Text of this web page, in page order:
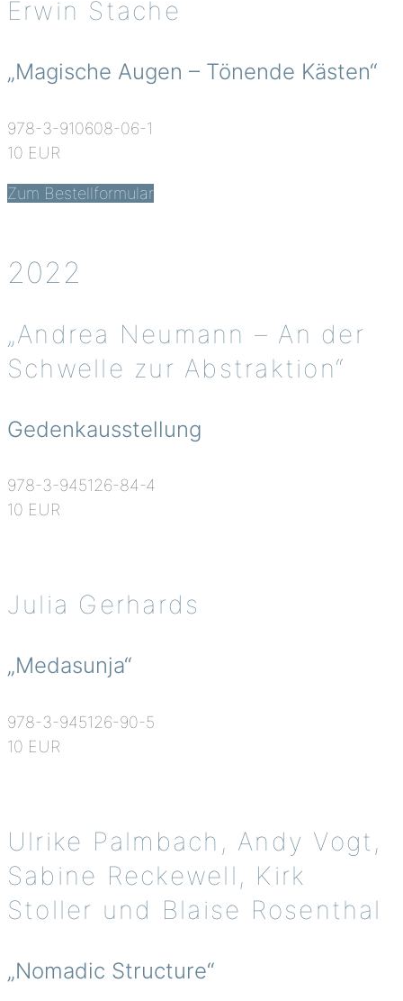
Erwin Stache
„Magische Augen – Tönende Kästen“
978-3-910608-06-1
10 EUR
Zum Bestellformular
2022
„Andrea Neumann – An der
Schwelle zur Abstraktion“
Gedenkausstellung
978-3-945126-84-4
10 EUR
Julia Gerhards
„Medasunja“
978-3-945126-90-5
10 EUR
Ulrike Palmbach, Andy Vogt,
Sabine Reckewell, Kirk
Stoller und Blaise Rosenthal
„Nomadic Structure“